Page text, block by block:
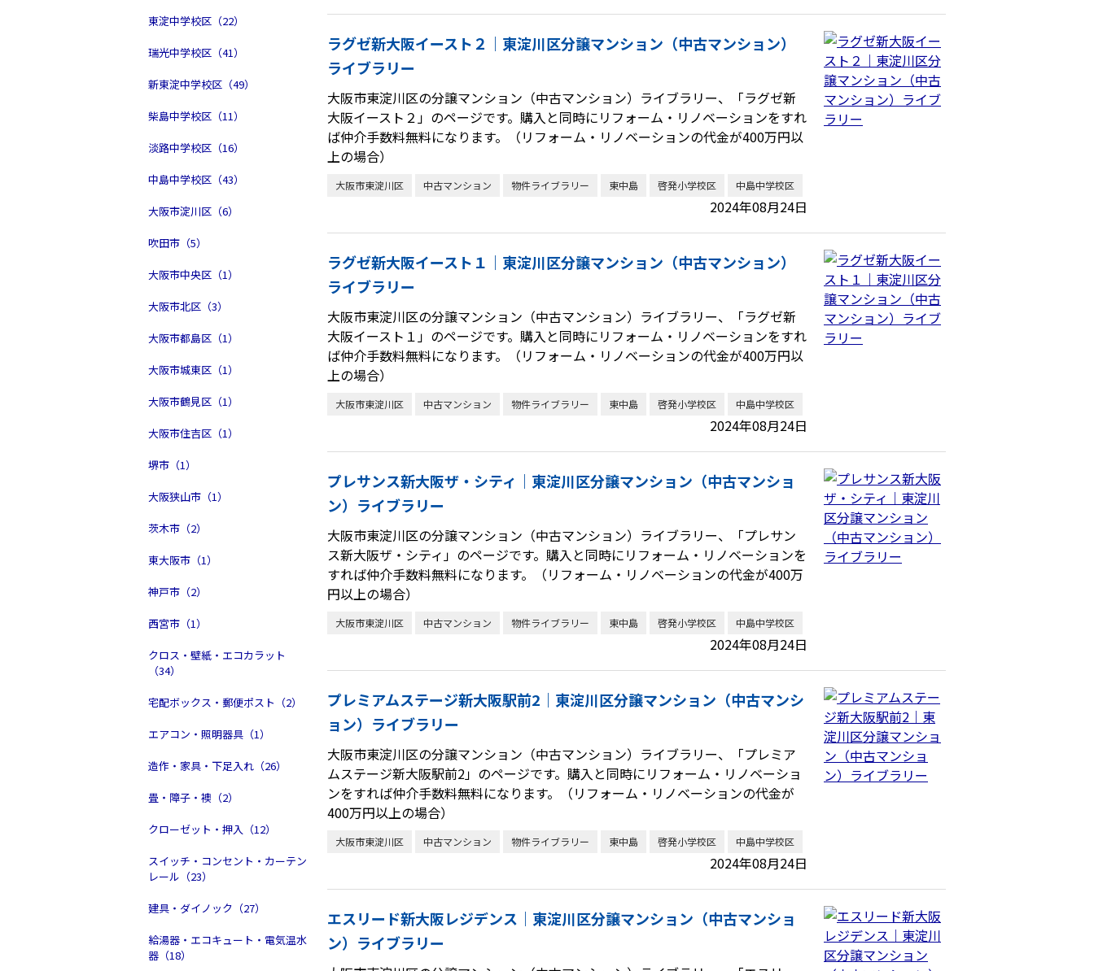
東淀中学校区（22）
瑞光中学校区（41）
新東淀中学校区（49）
柴島中学校区（11）
淡路中学校区（16）
中島中学校区（43）
大阪市淀川区（6）
吹田市（5）
大阪市中央区（1）
大阪市北区（3）
大阪市都島区（1）
大阪市城東区（1）
大阪市鶴見区（1）
大阪市住吉区（1）
堺市（1）
大阪狭山市（1）
茨木市（2）
東大阪市（1）
神戸市（2）
西宮市（1）
クロス・壁紙・エコカラット
（34）
宅配ボックス・郵便ポスト（2）
エアコン・照明器具（1）
造作・家具・下足入れ（26）
畳・障子・襖（2）
クローゼット・押入（12）
スイッチ・コンセント・カーテン
レール（23）
建具・ダイノック（27）
給湯器・エコキュート・電気温水
器（18）
ラグゼ新大阪イースト２｜東淀川区分譲マンション（中古マンション）
ライブラリー
大阪市東淀川区の分譲マンション（中古マンション）ライブラリー、「ラグゼ新
大阪イースト２」のページです。購入と同時にリフォーム・リノベーションをすれ
ば仲介手数料無料になります。（リフォーム・リノベーションの代金が400万円以
上の場合）
大阪市東淀川区 中古マンション 物件ライブラリー 東中島 啓発小学校区 中島中学校区
2024年08月24日
ラグゼ新大阪イースト１｜東淀川区分譲マンション（中古マンション）
ライブラリー
大阪市東淀川区の分譲マンション（中古マンション）ライブラリー、「ラグゼ新
大阪イースト１」のページです。購入と同時にリフォーム・リノベーションをすれ
ば仲介手数料無料になります。（リフォーム・リノベーションの代金が400万円以
上の場合）
大阪市東淀川区 中古マンション 物件ライブラリー 東中島 啓発小学校区 中島中学校区
2024年08月24日
プレサンス新大阪ザ・シティ｜東淀川区分譲マンション（中古マンショ
ン）ライブラリー
大阪市東淀川区の分譲マンション（中古マンション）ライブラリー、「プレサン
ス新大阪ザ・シティ」のページです。購入と同時にリフォーム・リノベーションを
すれば仲介手数料無料になります。（リフォーム・リノベーションの代金が400万
円以上の場合）
大阪市東淀川区 中古マンション 物件ライブラリー 東中島 啓発小学校区 中島中学校区
2024年08月24日
プレミアムステージ新大阪駅前2｜東淀川区分譲マンション（中古マンシ
ョン）ライブラリー
大阪市東淀川区の分譲マンション（中古マンション）ライブラリー、「プレミア
ムステージ新大阪駅前2」のページです。購入と同時にリフォーム・リノベーショ
ンをすれば仲介手数料無料になります。（リフォーム・リノベーションの代金が
400万円以上の場合）
大阪市東淀川区 中古マンション 物件ライブラリー 東中島 啓発小学校区 中島中学校区
2024年08月24日
エスリード新大阪レジデンス｜東淀川区分譲マンション（中古マンショ
ン）ライブラリー